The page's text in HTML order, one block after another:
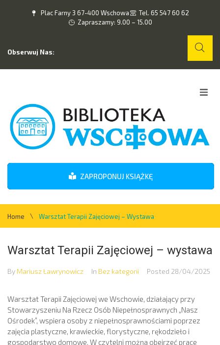
Plac Farny 3 67-400 Wschowa
Tel. 65 547 60 62
Zapraszamy: 9.00 – 15.00
Obserwuj Nas:
O nas
Wydarzenia
Kontakt
ZAPROPONUJ KSIĄŻKĘ
Home \ Warsztat Terapii Zajęciowej – Wystawa
Warsztat Terapii Zajęciowej – wystawa
By Mariusz Ławrynowicz In Bez kategorii Posted 28/04/2025
Warsztat Terapii Zajęciowej we Wschowie, działający przy
Stowarzyszeniu Na Rzecz Osób Niepełnosprawnych „Nasz
Ośrodek”, wspiera osoby z niepełnosprawnościami poprzez
zajęcia plastyczne, krawieckie, florystyczne, rękodzieło i
gospodarstwo domowe. W czytelni można obejrzeć prace